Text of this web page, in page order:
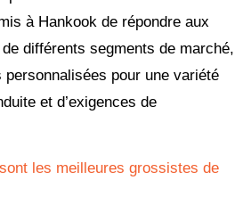
à Hankook de répondre aux
différents segments de marché,
pour une variété
et d’exigences de
les meilleures grossistes de